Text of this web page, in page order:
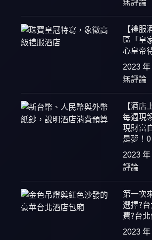
無評論
【禮服
區「皇
心皇帝
2023 年
無評論
【酒店
每週現
現財富
是夢！
2023 年
評論
第一次
選擇?
費?台
2023 年